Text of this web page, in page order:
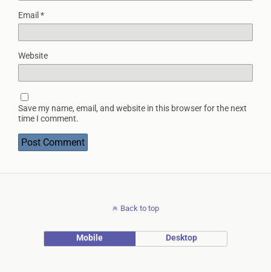
Email *
Website
Save my name, email, and website in this browser for the next
time I comment.
Back to top
Mobile Desktop